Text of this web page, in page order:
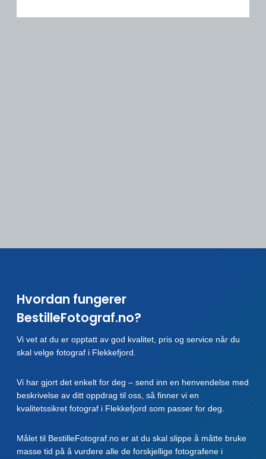
Hvordan fungerer
BestilleFotograf.no?
Vi vet at du er opptatt av god kvalitet, pris og service når du
skal velge fotograf i Flekkefjord.
Vi har gjort det enkelt for deg – send inn en henvendelse med
beskrivelse av ditt oppdrag til oss, så finner vi en
kvalitetssikret fotograf i Flekkefjord som passer for deg.
Målet til BestilleFotograf.no er at du skal slippe å måtte bruke
masse tid på å vurdere alle de forskjellige fotografene i